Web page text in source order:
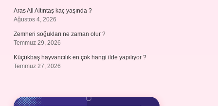
Aras Ali Altıntaş kaç yaşında ?
Ağustos 4, 2026
Zemheri soğukları ne zaman olur ?
Temmuz 29, 2026
Küçükbaş hayvancılık en çok hangi ilde yapılıyor ?
Temmuz 27, 2026